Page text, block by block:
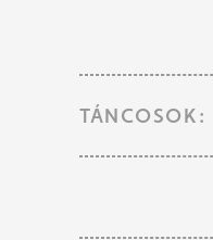
TÁNCOSOK: